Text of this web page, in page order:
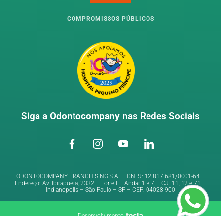
COMPROMISSOS PÚBLICOS
Siga a Odontocompany nas Redes Sociais
ODONTOCOMPANY FRANCHISING S.A. – CNPJ: 12.817.681/0001-64 –
Endereço: Av. Ibirapuera, 2332 – Torre I – Andar 1 e 7 – CJ. 11, 12 e 71 –
Indianópolis – São Paulo – SP – CEP: 04028-900